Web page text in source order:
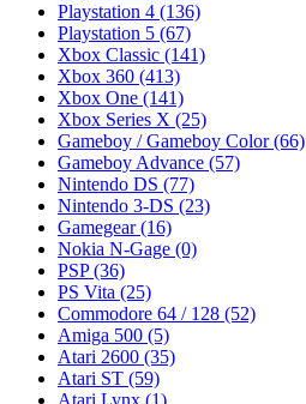
Playstation 4 (136)
Playstation 5 (67)
Xbox Classic (141)
Xbox 360 (413)
Xbox One (141)
Xbox Series X (25)
Gameboy / Gameboy Color(66)
Gameboy Advance (57)
Nintendo DS (77)
Nintendo 3-DS (23)
Gamegear(16)
Nokia N-Gage (0)
PSP(36)
PS Vita (25)
Commodore 64 / 128 (52)
Amiga 500 (5)
Atari 2600 (35)
Atari ST (59)